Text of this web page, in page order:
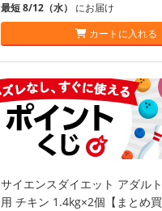
最短 8/12（水） にお届け
カートに入れる
サイエンスダイエット アダル
用 チキン 1.4kg×2個【まとめ買